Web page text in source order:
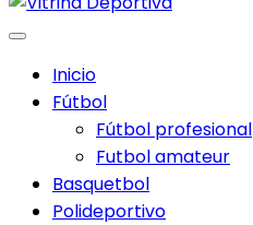
Inicio
Fútbol
Fútbol profesional
Futbol amateur
Basquetbol
Polideportivo